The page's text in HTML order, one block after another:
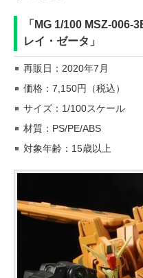
「MG 1/100 MSZ-006-
レイ・ゼータ」
再販日：2020年7月
価格：7,150円（税込）
サイズ：1/100スケール
材質：PS/PE/ABS
対象年齢：15歳以上